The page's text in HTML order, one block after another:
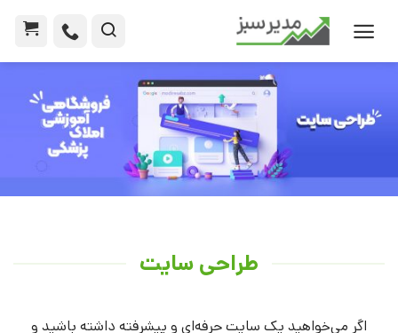
طراحی سایت
اگر می‌خواهید یک سایت حرفه‌ای و پیشرفته داشته باشید و